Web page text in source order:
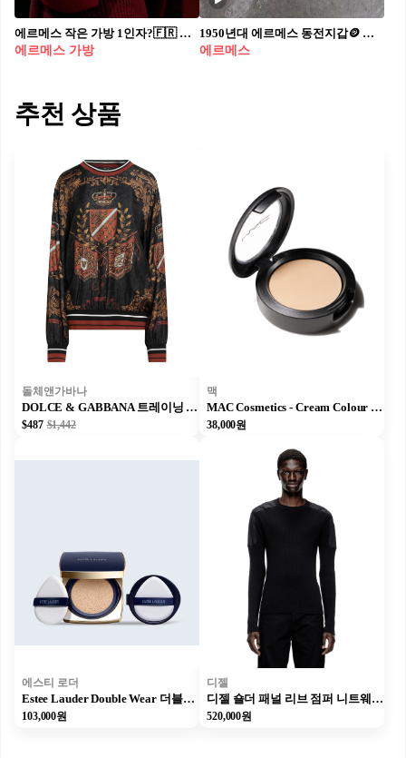
에르메스 작은 가방 1인자?🇫🇷 피코탄 vs 더블 롱지백👜💭 에르메스의 신상, 더블 롱지백(Double Lodge)은 2025 가을/겨울 런웨이에서 처음 선보인 에르메스의 신규 가방입니다. 현재 국내 에르메스 공식 홈페이지에는 보이지 않지만 네덜란드 공식 홈페이지에서 골드와 블랙 2가지 컬러를 확인할 수 있습니다. 가격은 4,900유로. 더블 롱지백은 토고(Togo)와 스위프트(Swift) 레더를 사용해 제작되었으며 버킷 실루엣으 직사각형 베이스를 갖췄습니다. ‘더블’이라는 이름처럼 두 배 길이의 비대칭 가죽 숄더 스트랩이 특징으로 숄더백으로 걸치거나 더 길게 조절해 착용하는 것 모두 가능합니다. 사이즈는 가로 21.5cm, 세로 23cm, 폭 14cm로 에르메스 피코탄 22사이즈와 유사합니다. 에르메스의 작은 가방 리스트에 피코탄의 대항마로 떠오를 수 있겠습니다. • 에르메스 더블 롱지백 Double Longe bag, 800만 원대
에르메스 가방
1950년대 에르메스 동전지갑🪙 중세시대 느낌을 오마주한 진귀한 빈티지🏰 갖고싶다.. 1920년대 영국에서 유행했던 실버 코인퍼스의 실루엣을 따라, 1950~60년대에 에르메스가 제작한 이 빈티지 아이템은 실버 835 소재와 리얼 크로커다일 핸들이 조화를 이루며 고전적인 아름다움과 희소성을 동시에 품고 있습니다. 현대의 캐시리스 시대에 오히려 돋보이는 이 실버 퍼스는 일상 속에 클래식한 감도를 더하는 작고 강렬한 스타일 포인트로 제안됩니다.
에르메스
추천 상품
돌체앤가바나
DOLCE & GABBANA 트레이닝 상의
$487 $1,442
맥
MAC Cosmetics - Cream Colour Base - 펄 - 3.2gm/0.12 oz
38,000원
에스티 로더
Estee Lauder Double Wear 더블웨어 소프트 글로우 매트 쿠션 SPF45 / PA+++ 1C0 쉘 - 24g(12g x 2)
103,000원
디젤
디젤 숄더 패널 리브 점퍼 니트웨어 맨 블랙
520,000원